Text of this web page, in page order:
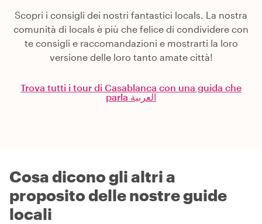
Scopri i consigli dei nostri fantastici locals. La nostra
comunità di locals è più che felice di condividere con
te consigli e raccomandazioni e mostrarti la loro
versione delle loro tanto amate città!
Trova tutti i tour di Casablanca con una guida che
parla العربية
Cosa dicono gli altri a
proposito delle nostre guide
locali